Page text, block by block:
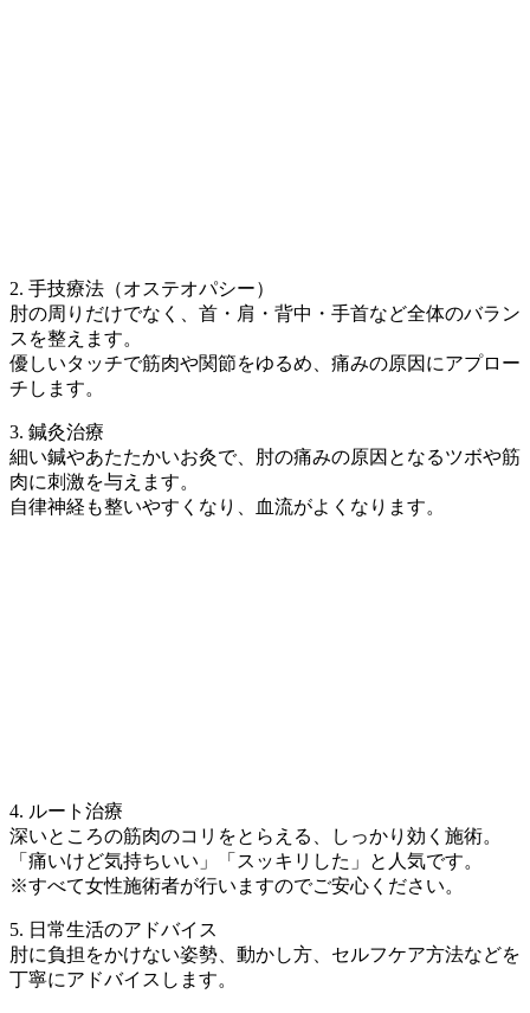
2. 手技療法（オステオパシー）
肘の周りだけでなく、首・肩・背中・手首など全体のバラン
スを整えます。
優しいタッチで筋肉や関節をゆるめ、痛みの原因にアプロー
チします。
3. 鍼灸治療
細い鍼やあたたかいお灸で、肘の痛みの原因となるツボや筋
肉に刺激を与えます。
自律神経も整いやすくなり、血流がよくなります。
4. ルート治療
深いところの筋肉のコリをとらえる、しっかり効く施術。
「痛いけど気持ちいい」「スッキリした」と人気です。
※すべて女性施術者が行いますのでご安心ください。
5. 日常生活のアドバイス
肘に負担をかけない姿勢、動かし方、セルフケア方法などを
丁寧にアドバイスします。